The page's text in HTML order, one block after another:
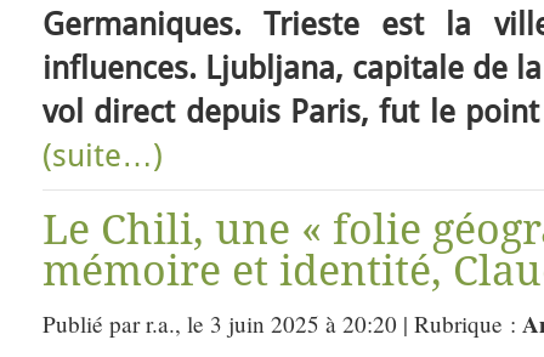
Germaniques. Trieste est la
influences. Ljubljana, capitale de
vol direct depuis Paris, fut le
(suite…)
Le Chili, une « folie
mémoire et identité,
Publié par r.a., le 3 juin 2025 à 20:20 | Rubrique :